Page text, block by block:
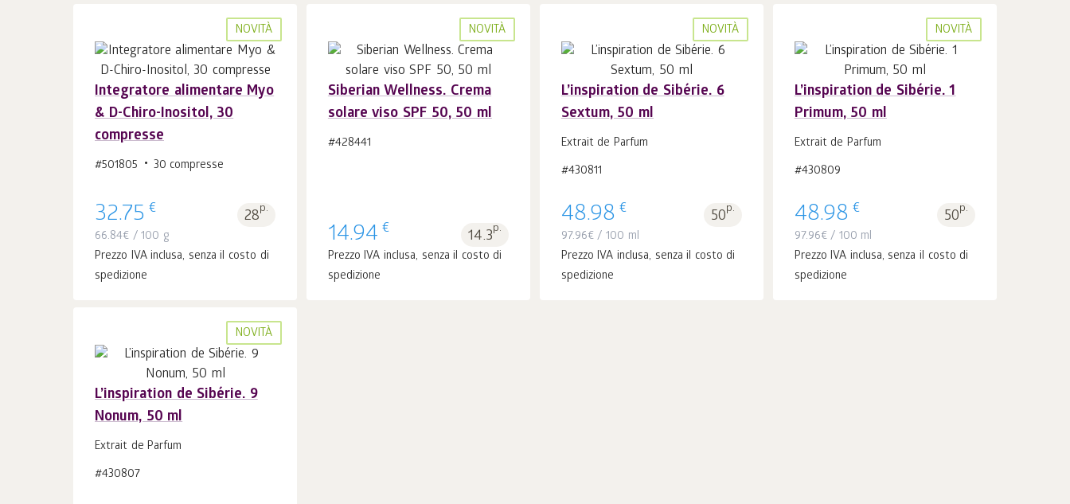
NOVITÀ
Integratore alimentare Myo
& D-Chiro-Inositol, 30
compresse
#501805 30 compresse
32.75 € 28p.
66.84€ / 100 g
Prezzo IVA inclusa, senza il costo di
spedizione
Al carrello 1
NOVITÀ
Siberian Wellness. Crema
solare viso SPF 50, 50 ml
#428441
14.94 € 14.3p.
Prezzo IVA inclusa, senza il costo di
spedizione
NOVITÀ
L’inspiration de Sibérie. 6
Sextum, 50 ml
Extrait de Parfum
#430811
48.98 € 50p.
97.96€/ 100 ml
Prezzo IVA inclusa, senza il costo di
spedizione
NOVITÀ
L’inspiration de Sibérie. 1
Primum, 50 ml
Extrait de Parfum
#430809
48.98 € 50p.
97.96€/ 100 ml
Prezzo IVA inclusa, senza il costo di
spedizione
NOVITÀ
L’inspiration de Sibérie. 9
Nonum, 50 ml
Extrait de Parfum
#430807